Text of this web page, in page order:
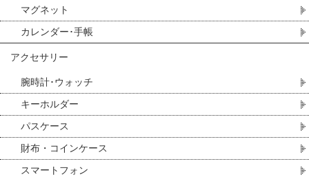
マグネット
カレンダー･手帳
アクセサリー
腕時計･ウォッチ
キーホルダー
パスケース
財布・コインケース
スマートフォン